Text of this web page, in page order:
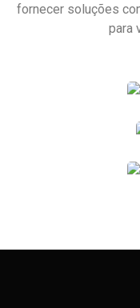
fornecer soluções
para